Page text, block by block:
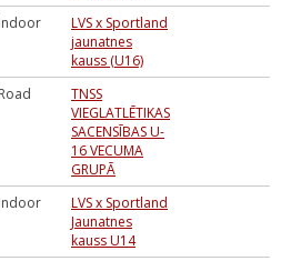
Indoor
LVS x Sportland
jaunatnes
kauss (U16)
Road
TNSS
VIEGLATLĒTIKAS
SACENSĪBAS U-
16 VECUMA
GRUPĀ
Indoor
LVS x Sportland
Jaunatnes
kauss U14